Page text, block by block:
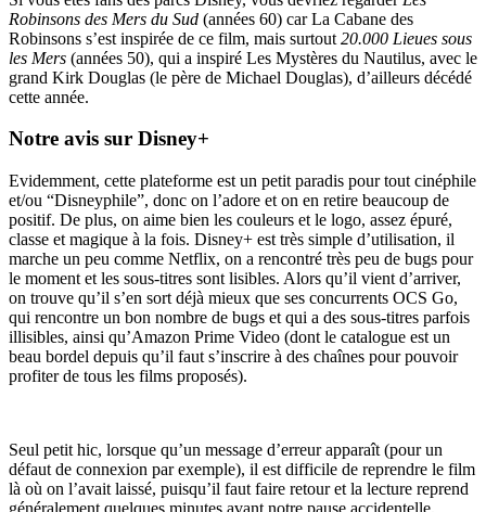
Robinsons des Mers du Sud (années 60) car La Cabane des
Robinsons s’est inspirée de ce film, mais surtout 20.000 Lieues sous
les Mers (années 50), qui a inspiré Les Mystères du Nautilus, avec le
grand Kirk Douglas (le père de Michael Douglas), d’ailleurs décédé
cette année.
Notre avis sur Disney+
Evidemment, cette plateforme est un petit paradis pour tout cinéphile
et/ou “Disneyphile”, donc on l’adore et on en retire beaucoup de
positif. De plus, on aime bien les couleurs et le logo, assez épuré,
classe et magique à la fois. Disney+ est très simple d’utilisation, il
marche un peu comme Netflix, on a rencontré très peu de bugs pour
le moment et les sous-titres sont lisibles. Alors qu’il vient d’arriver,
on trouve qu’il s’en sort déjà mieux que ses concurrents OCS Go,
qui rencontre un bon nombre de bugs et qui a des sous-titres parfois
illisibles, ainsi qu’Amazon Prime Video (dont le catalogue est un
beau bordel depuis qu’il faut s’inscrire à des chaînes pour pouvoir
profiter de tous les films proposés).
Seul petit hic, lorsque qu’un message d’erreur apparaît (pour un
défaut de connexion par exemple), il est difficile de reprendre le film
là où on l’avait laissé, puisqu’il faut faire retour et la lecture reprend
généralement quelques minutes avant notre pause accidentelle.